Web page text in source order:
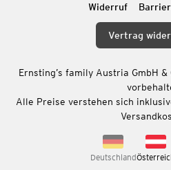
Widerruf
Vertrag
Ernsting’s family Austria GmbH
Alle Preise verstehen sich
Deutschland